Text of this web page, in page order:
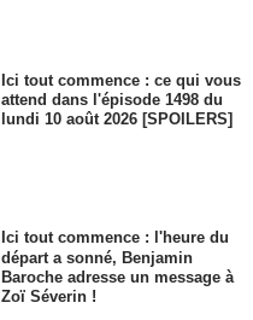
Ici tout commence : ce qui vous
attend dans l'épisode 1498 du
lundi 10 août 2026 [SPOILERS]
Ici tout commence : l'heure du
départ a sonné, Benjamin
Baroche adresse un message à
Zoï Séverin !